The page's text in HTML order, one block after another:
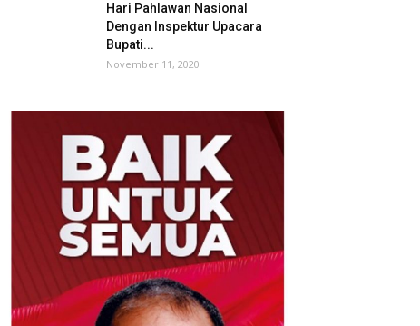
Hari Pahlawan Nasional
Dengan Inspektur Upacara
Bupati...
November 11, 2020